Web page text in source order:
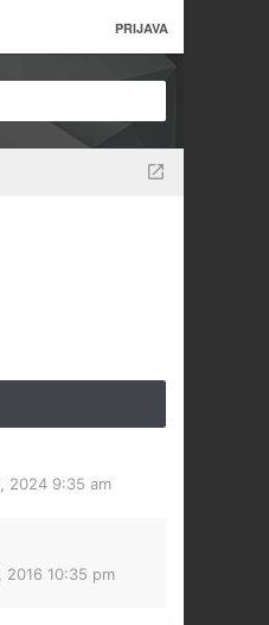
PRIJAVA
2024 9:35 am
2016 10:35 pm